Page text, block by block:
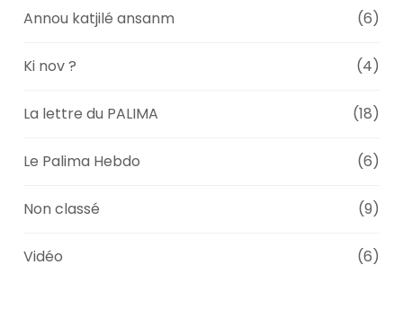
Annou katjilé ansanm (6)
Ki nov ? (4)
La lettre du PALIMA (18)
Le Palima Hebdo (6)
Non classé (9)
Vidéo (6)